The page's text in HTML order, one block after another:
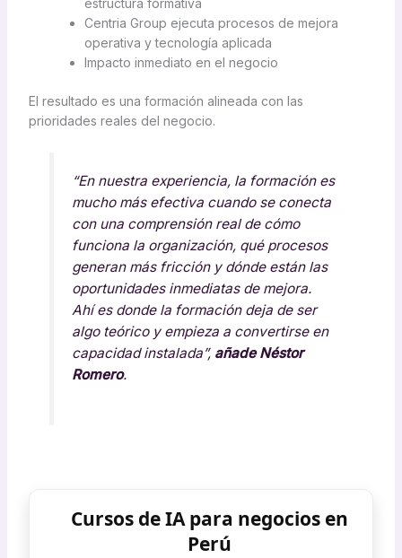
estructura formativa
Centria Group ejecuta procesos de mejora
operativa y tecnología aplicada
Impacto inmediato en el negocio
El resultado es una formación alineada con las
prioridades reales del negocio.
“En nuestra experiencia, la formación es
mucho más efectiva cuando se conecta
con una comprensión real de cómo
funciona la organización, qué procesos
generan más fricción y dónde están las
oportunidades inmediatas de mejora.
Ahí es donde la formación deja de ser
algo teórico y empieza a convertirse en
capacidad instalada”, añade Néstor
Romero.
Cursos de IA para negocios en
Perú